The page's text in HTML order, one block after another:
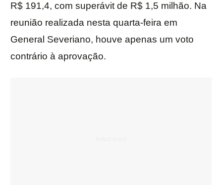
R$ 191,4, com superávit de R$ 1,5 milhão. Na
reunião realizada nesta quarta-feira em
General Severiano, houve apenas um voto
contrário à aprovação.